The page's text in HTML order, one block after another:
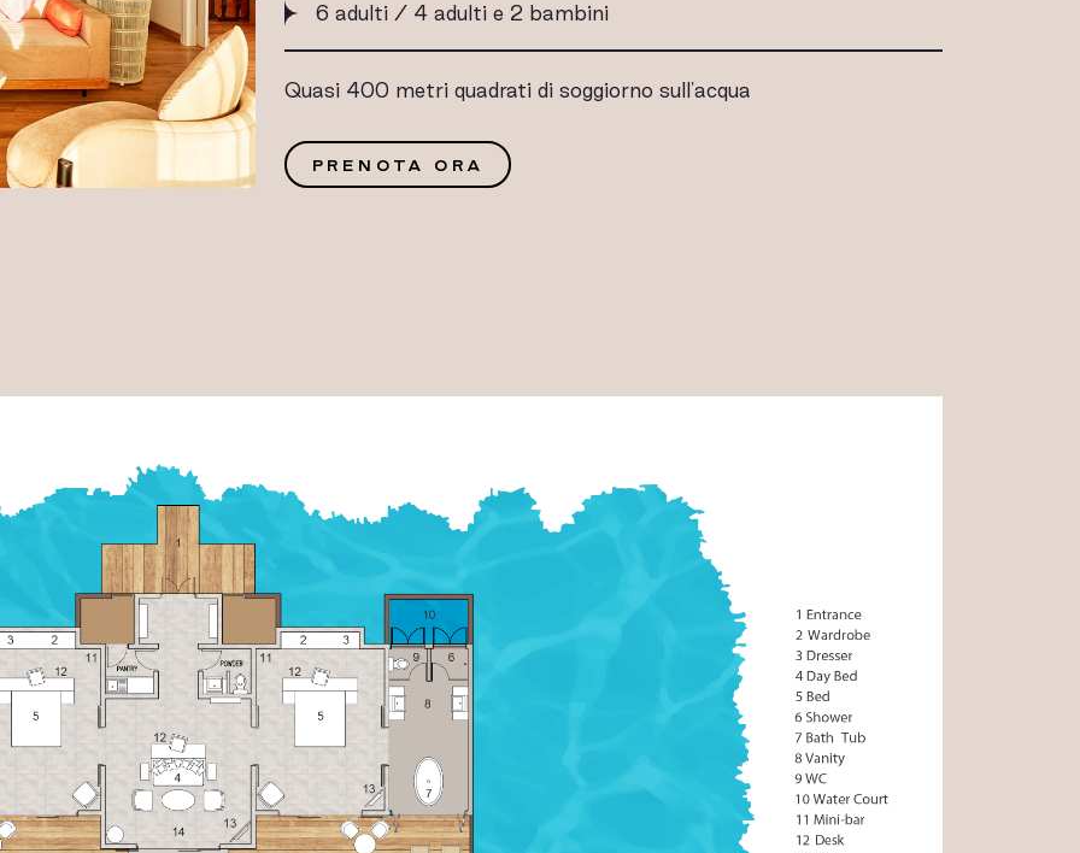
6 adulti / 4 adulti e 2 bambini
Quasi 400 metri quadrati di soggiorno sull'acqua
PRENOTA ORA